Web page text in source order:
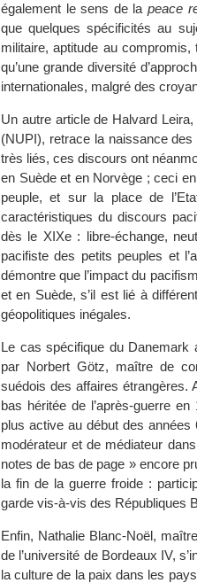
également le sens de la peace
que quelques spécificités au
militaire, aptitude au
qu’une grande diversité
internationales, malgré des
Un autre article de Halvard
(NUPI), retrace la naissance
très liés, ces discours ont
en Suède et en Norvège ; ceci
peuple, et sur la place de
caractéristiques du discours
dès le XIXe : libre-échange,
pacifiste des petits peuples et
démontre que l’impact du
et en Suède, s’il est lié à
géopolitiques inégales.
Le cas spécifique du Danemark
par Norbert Götz, maître de
suédois des affaires étrangères.
bas héritée de l’après-guerre
plus active au début des
modérateur et de médiateur
notes de bas de page » encore
la fin de la guerre froide :
garde vis-à-vis des Républiques
Enfin, Nathalie Blanc-Noël,
de l’université de Bordeaux IV,
la culture de la paix dans les